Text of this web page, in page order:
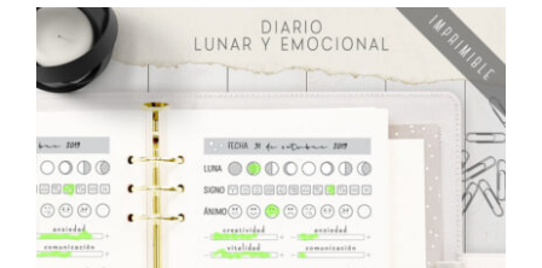
PRODUCTOS
ARTÍCULOS
ACERCA